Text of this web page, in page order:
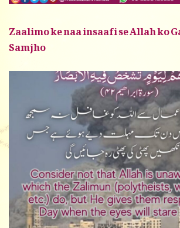
Zaalimo ke naa insaafi se Allah ko
Samjho